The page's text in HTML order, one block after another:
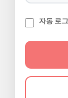
자동 로